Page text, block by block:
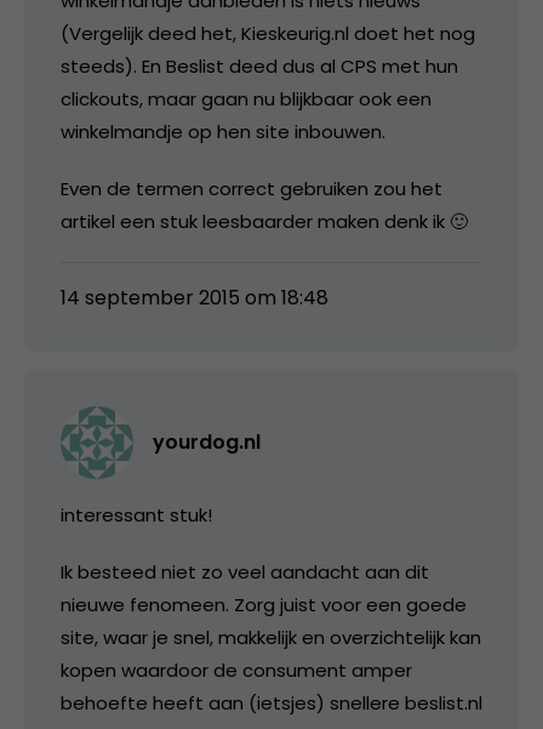
(Vergelijk deed het, Kieskeurig.nl doet het nog
steeds). En Beslist deed dus al CPS met hun
clickouts, maar gaan nu blijkbaar ook een
winkelmandje op hen site inbouwen.
Even de termen correct gebruiken zou het
artikel een stuk leesbaarder maken denk ik 🙂
14 september 2015 om 18:48
yourdog.nl
interessant stuk!
Ik besteed niet zo veel aandacht aan dit
nieuwe fenomeen. Zorg juist voor een goede
site, waar je snel, makkelijk en overzichtelijk kan
kopen waardoor de consument amper
behoefte heeft aan (ietsjes) snellere beslist.nl